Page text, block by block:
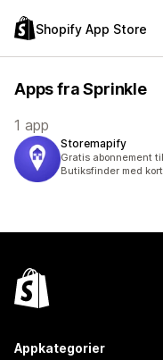
Shopify App Store
Apps fra Sprinkle
1 app
Storemapify
Gratis abonnement
Butiksfinder med
Appkategorier